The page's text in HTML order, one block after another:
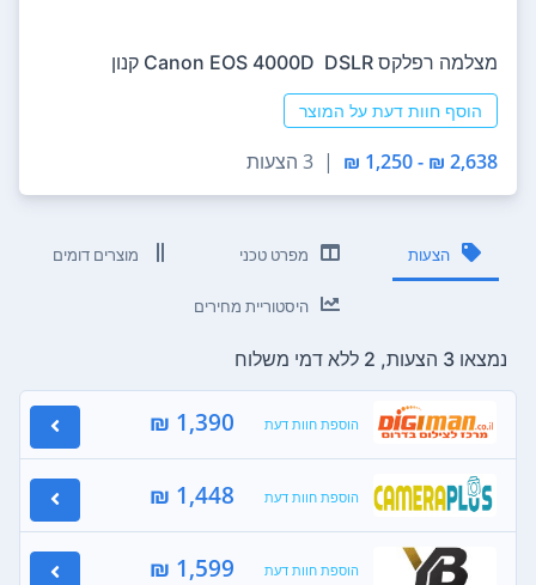
מצלמה רפלקס DSLR ‏ Canon EOS 4000D קנון
הוסף חוות דעת על המוצר
2,638 ₪ - 1,250 ₪
| 3 הצעות
הצעות מפרט טכני מוצרים דומים
היסטוריית מחירים
נמצאו 3 הצעות, 2 ללא דמי משלוח
הוספת חוות דעת 1,390 ₪
הוספת חוות דעת 1,448 ₪
הוספת חוות דעת 1,599 ₪